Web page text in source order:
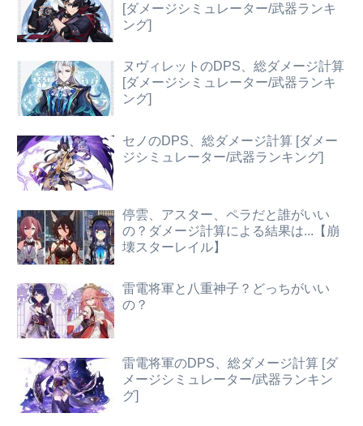
[ダメージシミュレーター/武器ランキ
ング]
ヌヴィレットのDPS、総ダメージ計算
[ダメージシミュレーター/武器ランキ
ング]
セノのDPS、総ダメージ計算 [ダメー
ジシミュレーター/武器ランキング]
停雲、アスター、ペラだと誰がいい
の？ダメージ計算による結果は...【崩
壊スターレイル】
雷電将軍と八重神子？どっちがいい
の？
雷電将軍のDPS、総ダメージ計算 [ダ
メージシミュレーター/武器ランキン
グ]